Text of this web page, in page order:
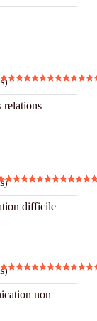
relations
difficile
non